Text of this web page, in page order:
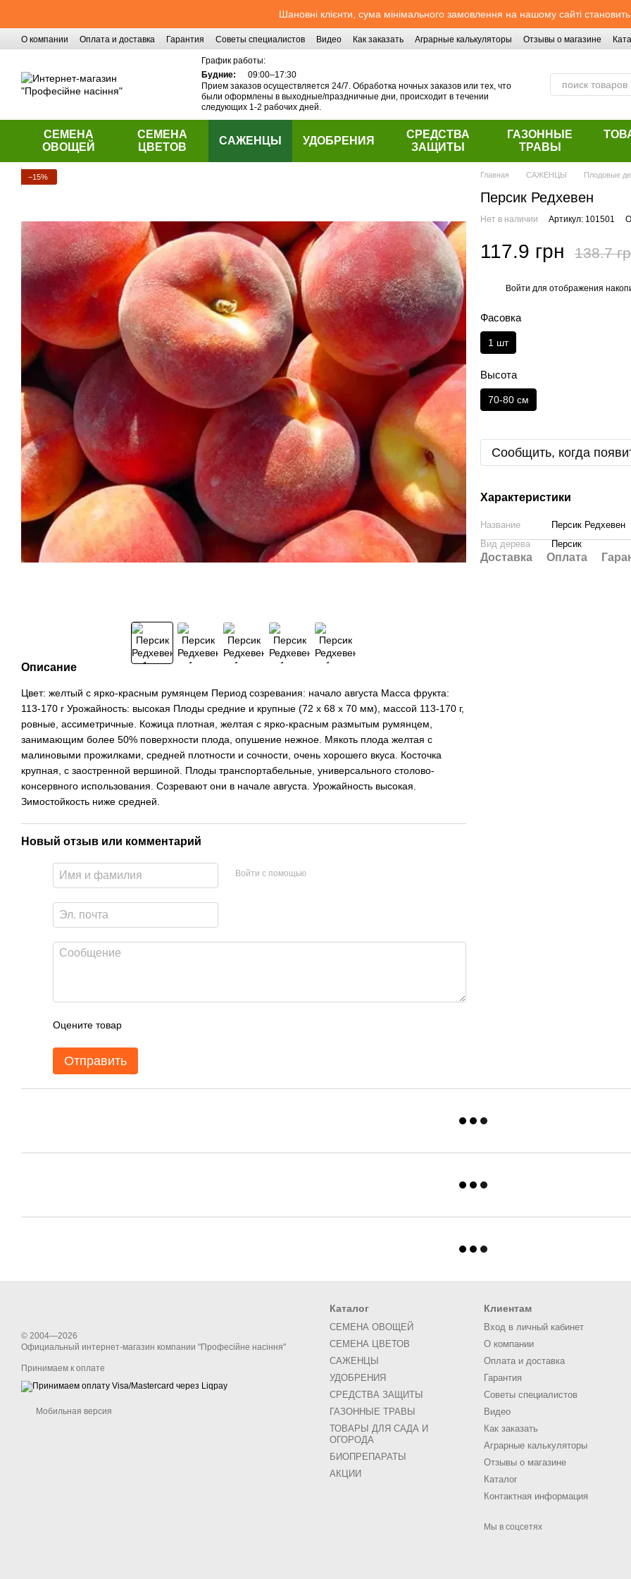
Шановні клієнти, сума мінімального замовлення на нашому сайті
О компании Оплата и доставка Гарантия Советы специалистов Видео Как заказать Аграрные калькуляторы Отзывы о магазине
График работы:
Будние:
09:00–17:30
Прием заказов осуществляется 24/7. Обработка ночных заказов или тех, что
были оформлены в выходные/праздничные дни, происходит в течении
следующих 1-2 рабочих дней.
СЕМЕНА
ОВОЩЕЙ
СЕМЕНА
ЦВЕТОВ
САЖЕНЦЫ УДОБРЕНИЯ
СРЕДСТВА
ЗАЩИТЫ
ГАЗОННЫЕ
ТРАВЫ
−15%
Описание
Цвет: желтый с ярко-красным румянцем Период созревания: начало августа Масса фрукта:
113-170 г Урожайность: высокая Плоды средние и крупные (72 х 68 х 70 мм), массой 113-170 г,
ровные, ассиметричные. Кожица плотная, желтая с ярко-красным размытым румянцем,
занимающим более 50% поверхности плода, опушение нежное. Мякоть плода желтая с
малиновыми прожилками, средней плотности и сочности, очень хорошего вкуса. Косточка
крупная, с заостренной вершиной. Плоды транспортабельные, универсального столово-
консервного использования. Созревают они в начале августа. Урожайность высокая.
Зимостойкость ниже средней.
Новый отзыв или комментарий
Войти с помощью
Оцените товар
Отправить
Главная САЖЕНЦЫ Плодовые
Персик Редхевен
Нет в наличии Артикул: 101501
117.9 грн 138.7
Войти для отображения
Фасовка
1 шт
Высота
70-80 см
Сообщить, когда
Характеристики
Название
Персик Редхевен
Вид дерева
Персик
Доставка Оплата
© 2004—2026
Официальный интернет-магазин компании "Професійне насіння"
Принимаем к оплате
Мобильная версия
Каталог
СЕМЕНА ОВОЩЕЙ
СЕМЕНА ЦВЕТОВ
САЖЕНЦЫ
УДОБРЕНИЯ
СРЕДСТВА ЗАЩИТЫ
ГАЗОННЫЕ ТРАВЫ
ТОВАРЫ ДЛЯ САДА И
ОГОРОДА
БИОПРЕПАРАТЫ
АКЦИИ
Клиентам
Вход в личный кабинет
О компании
Оплата и доставка
Гарантия
Советы специалистов
Видео
Как заказать
Аграрные калькуляторы
Отзывы о магазине
Каталог
Контактная информация
Мы в соцсетях